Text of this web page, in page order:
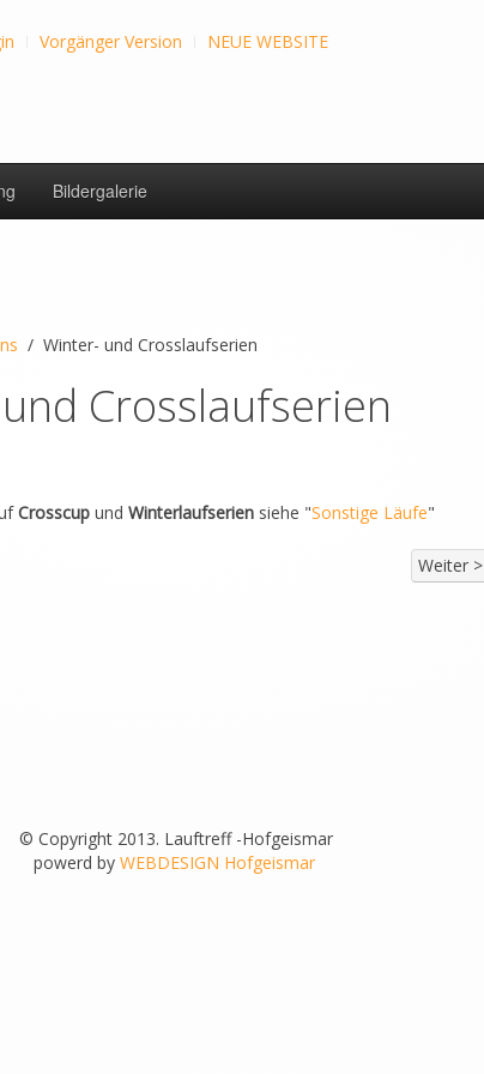
Vorgänger Version NEUE WEBSITE
Bildergalerie
Winter- und Crosslaufserien
Crosslaufserien
Crosscup undWinterlaufserien siehe "Sonstige Läufe"
Weiter >
© Copyright 2013. Lauftreff -Hofgeismar
powerd by WEBDESIGN Hofgeismar